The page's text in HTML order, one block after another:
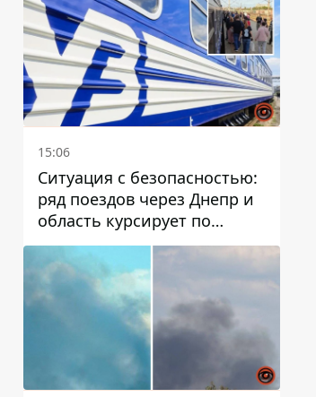
15:06
Ситуация с безопасностью:
ряд поездов через Днепр и
область курсирует по
измененному маршруту, а
часть пути заменили
автобусами и электричками